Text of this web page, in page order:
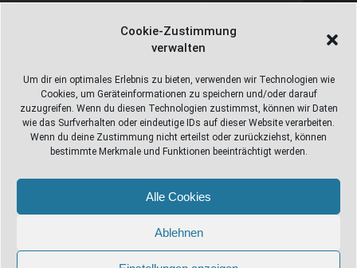
Cookie-Zustimmung
verwalten
Um dir ein optimales Erlebnis zu bieten, verwenden wir Technologien wie
Cookies, um Geräteinformationen zu speichern und/oder darauf
zuzugreifen. Wenn du diesen Technologien zustimmst, können wir Daten
wie das Surfverhalten oder eindeutige IDs auf dieser Website verarbeiten.
Wenn du deine Zustimmung nicht erteilst oder zurückziehst, können
bestimmte Merkmale und Funktionen beeinträchtigt werden.
Alle Cookies
Ablehnen
Einschulungsfotos 2026 – ein unvergesslicher Moment
Fotostudio in Fichtelberg
Alles Pizza oder was ;-)
Überweisungen
Weihnachtsfotoshooting 2026
Web Design Stube 95686 Fichtelberg
Bayreuther Straße 10
info@webdesign-stube.de